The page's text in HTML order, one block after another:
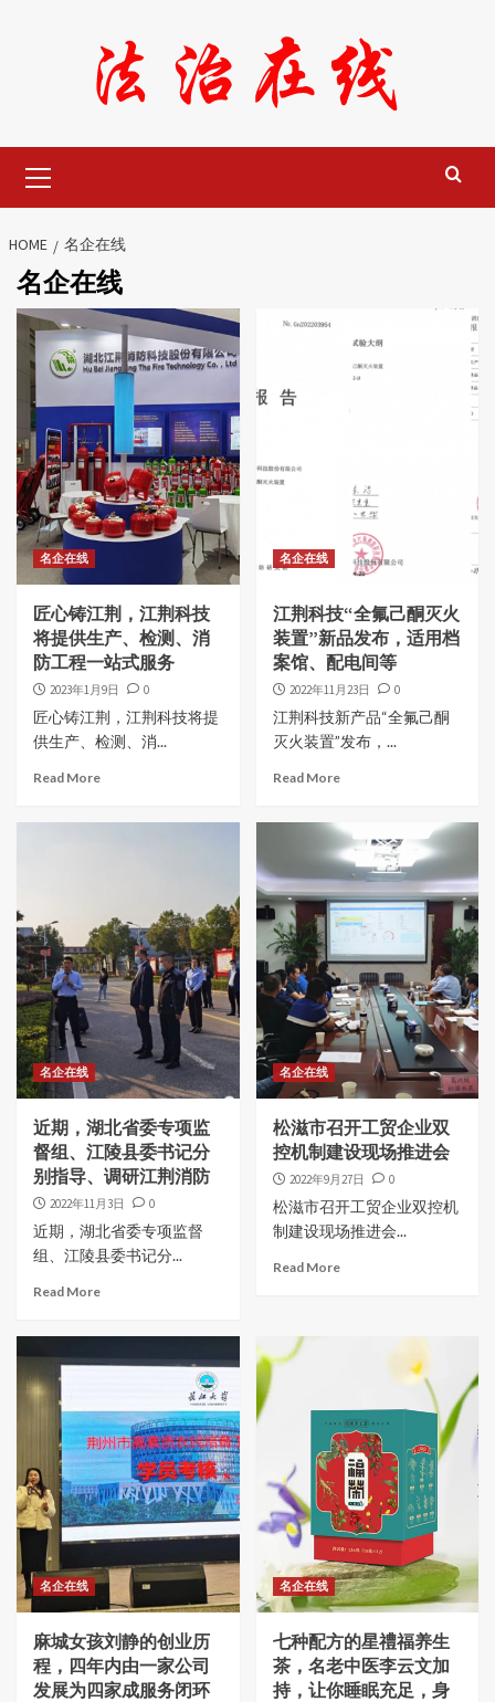
Menu
HOME 名企在线
名企在线
名企在线
匠心铸江荆，江荆科技
将提供生产、检测、消
防工程一站式服务
2023年1月9日 0
匠心铸江荆，江荆科技将提
供生产、检测、消...
Read More
名企在线
江荆科技“全氟己酮灭火
装置”新品发布，适用档
案馆、配电间等
2022年11月23日 0
江荆科技新产品“全氟己酮
灭火装置”发布，...
Read More
名企在线
近期，湖北省委专项监
督组、江陵县委书记分
别指导、调研江荆消防
2022年11月3日 0
近期，湖北省委专项监督
组、江陵县委书记分...
Read More
名企在线
松滋市召开工贸企业双
控机制建设现场推进会
2022年9月27日 0
松滋市召开工贸企业双控机
制建设现场推进会...
Read More
名企在线
麻城女孩刘静的创业历
程，四年内由一家公司
发展为四家成服务闭环
名企在线
七种配方的星禮福养生
茶，名老中医李云文加
持，让你睡眠充足，身